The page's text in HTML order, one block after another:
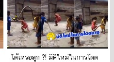
ได้เหรอลูก ?! มิติใหม่ในการโดด